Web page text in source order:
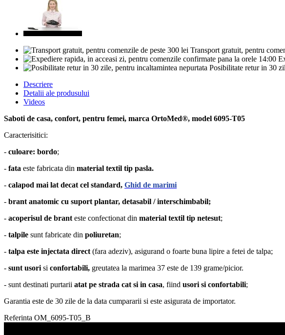
Transport gratuit, pentru
Posibilitate retur in 30
Descriere
Detalii ale produsului
Videos
Saboti de casa, confort, pentru femei, marca OrtoMed®, model 6095-T05
Caracterisitici:
- culoare: bordo;
- fata este fabricata din material textil tip pasla.
- calapod mai lat decat cel standard, Ghid de marimi
- brant anatomic cu suport plantar, detasabil / interschimbabil;
- acoperisul de brant este confectionat din material textil tip netesut;
- talpile sunt fabricate din poliuretan;
- talpa este injectata direct (fara adeziv), asigurand o foarte buna lipire a fetei de talpa;
- sunt usori si confortabili, greutatea la marimea 37 este de 139 grame/picior.
- sunt destinati purtarii atat pe strada cat si in casa, fiind usori si confortabili;
Garantia este de 30 zile de la data cumpararii si este asigurata de importator.
Referinta OM_6095-T05_B